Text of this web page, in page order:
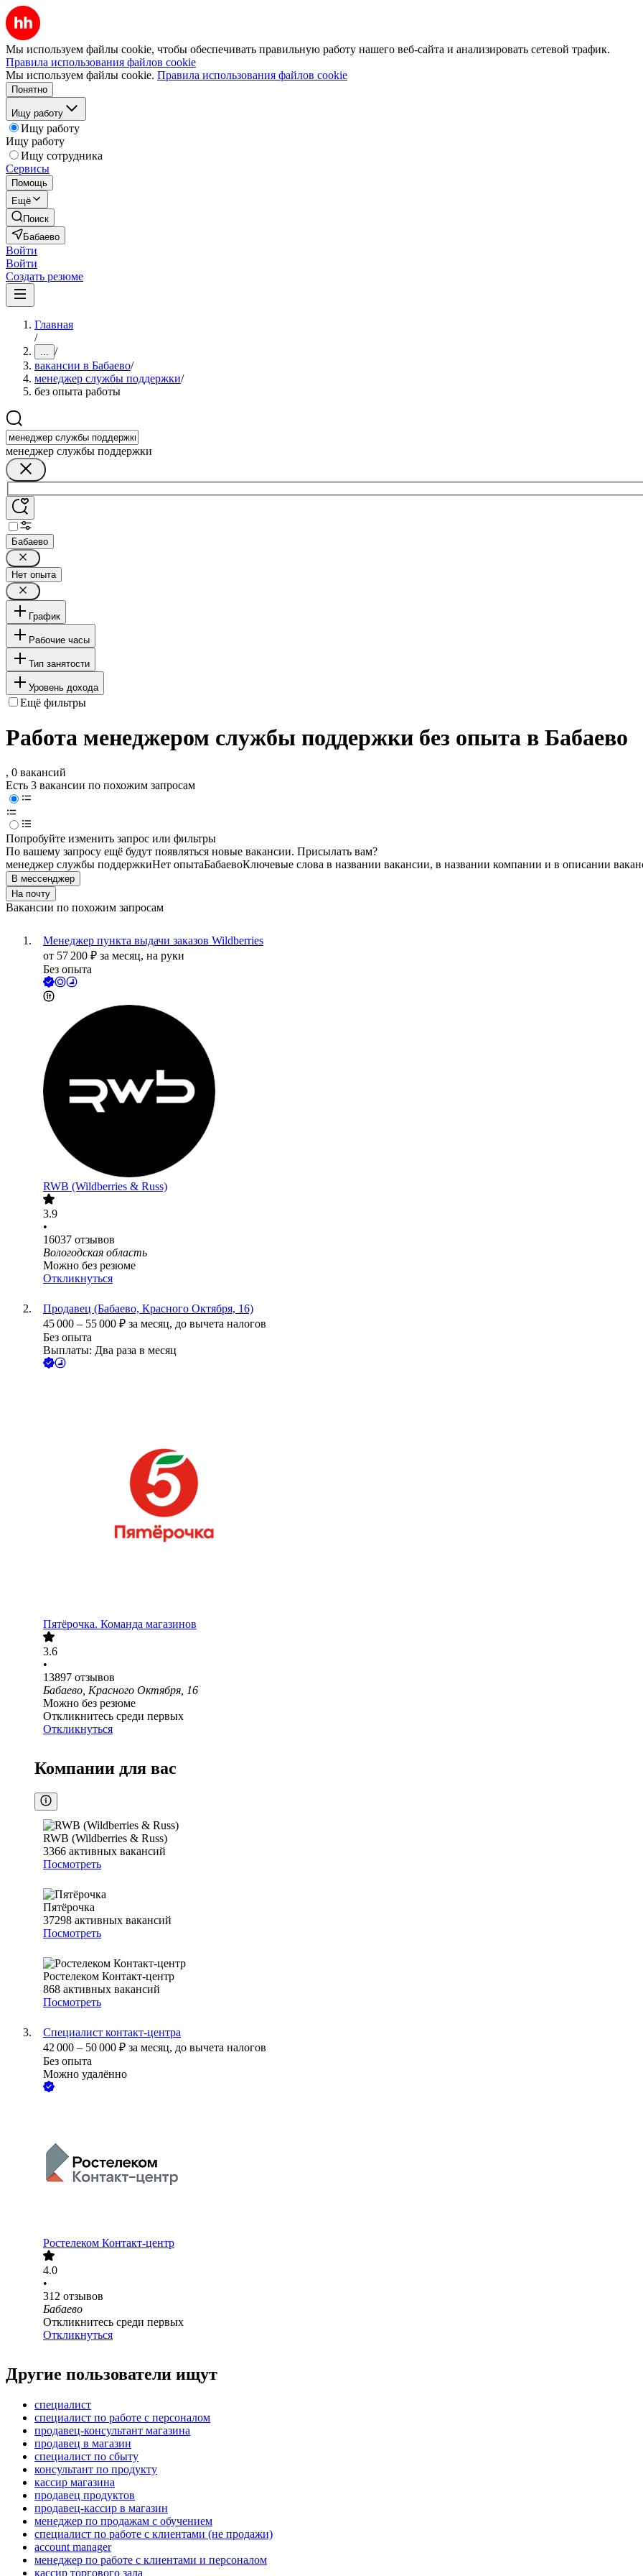
Мы используем файлы cookie, чтобы обеспечивать правильную работу нашего веб-сайта и анализировать сетевой трафик.
Правила использования файлов cookie
Мы используем файлы cookie. Правила использования файлов cookie
Понятно
Ищу работу
Ищу работу
Ищу работу
Ищу сотрудника
Сервисы
Помощь
Ещё
Поиск
Бабаево
Войти
Войти
Создать резюме
Главная
/
... /
вакансии в Бабаево/
менеджер службы поддержки/
без опыта работы
менеджер службы поддержки
Бабаево
Нет опыта
График
Рабочие часы
Тип занятости
Уровень дохода
Ещё фильтры
Работа менеджером службы поддержки без опыта в Бабаево
, 0 вакансий
Есть 3 вакансии по похожим запросам
Попробуйте изменить запрос или фильтры
По вашему запросу ещё будут появляться новые вакансии. Присылать вам?
менеджер службы поддержкиНет опытаБабаевоКлючевые слова в названии вакансии, в названии компании и в описании
В мессенджер
На почту
Вакансии по похожим запросам
Менеджер пункта выдачи заказов Wildberries
от 57 200 ₽ за месяц, на руки
Без опыта
RWB (Wildberries & Russ)
3.9
•
16037 отзывов
Вологодская область
Можно без резюме
Откликнуться
Продавец (Бабаево, Красного Октября, 16)
45 000 – 55 000 ₽ за месяц, до вычета налогов
Без опыта
Выплаты: Два раза в месяц
Пятёрочка. Команда магазинов
3.6
•
13897 отзывов
Бабаево, Красного Октября, 16
Можно без резюме
Откликнитесь среди первых
Откликнуться
Компании для вас
RWB (Wildberries & Russ)
3366 активных вакансий
Посмотреть
Пятёрочка
37298 активных вакансий
Посмотреть
Ростелеком Контакт-центр
868 активных вакансий
Посмотреть
Специалист контакт-центра
42 000 – 50 000 ₽ за месяц, до вычета налогов
Без опыта
Можно удалённо
Ростелеком Контакт-центр
4.0
•
312 отзывов
Бабаево
Откликнитесь среди первых
Откликнуться
Другие пользователи ищут
специалист
специалист по работе с персоналом
продавец-консультант магазина
продавец в магазин
специалист по сбыту
консультант по продукту
кассир магазина
продавец продуктов
продавец-кассир в магазин
менеджер по продажам с обучением
специалист по работе с клиентами (не продажи)
account manager
менеджер по работе с клиентами и персоналом
кассир торгового зала